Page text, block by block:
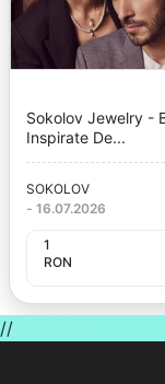
Sokolov Jewelry -
Inspirate De...
SOKOLOV
- 16.07.2026
1
RON
//